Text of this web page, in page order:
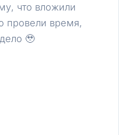
что вложили
провели время,
🥹